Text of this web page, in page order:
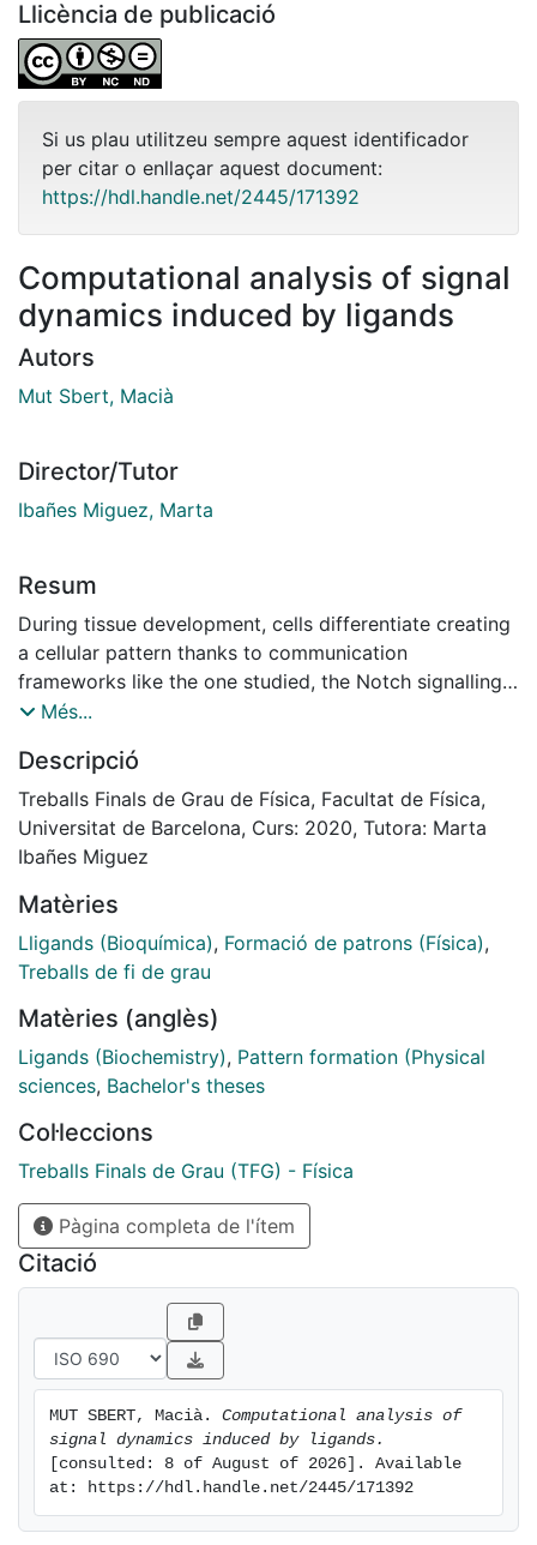
Llicència de publicació
Si us plau utilitzeu sempre aquest identificador
per citar o enllaçar aquest document:
https://hdl.handle.net/2445/171392
Computational analysis of signal
dynamics induced by ligands
Autors
Mut Sbert, Macià
Director/Tutor
Ibañes Miguez, Marta
Resum
During tissue development, cells differentiate creating
a cellular pattern thanks to communication
frameworks like the one studied, the Notch signalling
pathway. In such mechanisms a cell interacts with the
a numerical simulation program we manage to confirm
the formation of cell patterns and doing a lineal
stability analysis we find under which conditions the
pattern can arise for a sustained signal activation.
signal dynamics we find that a minimum interaction
time is required if the cells are to differentiate
Més...
Descripció
Treballs Finals de Grau de Física, Facultat de Física,
Universitat de Barcelona, Curs: 2020, Tutora: Marta
Ibañes Miguez
Matèries
Lligands (Bioquímica), Formació de patrons (Física),
Treballs de fi de grau
Matèries (anglès)
Ligands (Biochemistry), Pattern formation (Physical
sciences, Bachelor's theses
Col·leccions
Treballs Finals de Grau (TFG) - Física
Pàgina completa de l'ítem
Citació
MUT SBERT, Macià. Computational analysis of
signal dynamics induced by ligands.
[consulted: 8 of August of 2026]. Available
at: https://hdl.handle.net/2445/171392